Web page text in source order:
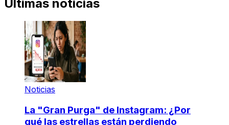
Últimas noticias
Noticias
La "Gran Purga" de Instagram: ¿Por
qué las estrellas están perdiendo